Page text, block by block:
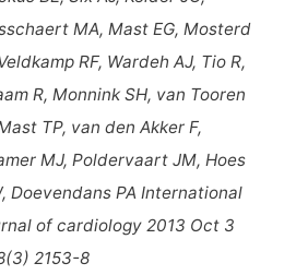
MA, Mast EG, Mosterd
RF, Wardeh AJ, Tio R,
R, Monnink SH, van Tooren
TP, van den Akker F,
MJ, Poldervaart JM, Hoes
Doevendans PA International
of cardiology 2013 Oct 3
2153-8